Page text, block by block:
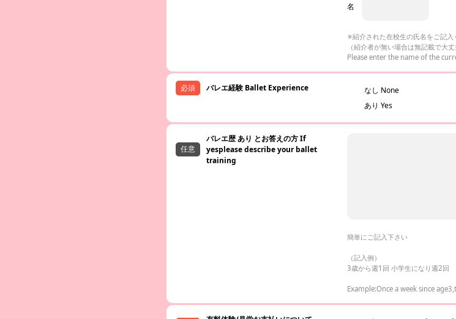
名
✳︎紹介された在校生の氏名をご記入
（紹介者が無い場合は無記載で大丈
Please enter the name of the
バレエ経験 Ballet Experience
なし None
あり Yes
バレエ歴 あり とお答えの方 If
yesplease describe your ballet
training
簡単にご記入下さい
（記入例）
3歳から週1回 小学生になり週2回
Example:Once a week since